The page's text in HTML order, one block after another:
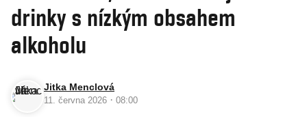
drinky s nízkým obsahem
alkoholu
Jitka Menclová
11. června 2026 · 08:00